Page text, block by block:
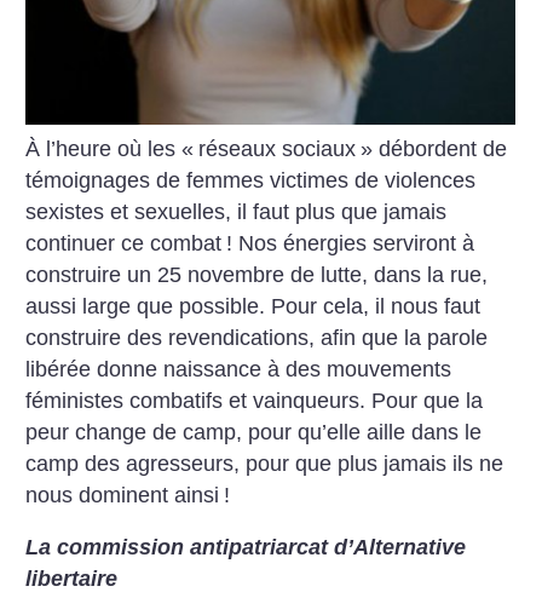
À l’heure où les « réseaux sociaux » débordent de
témoignages de femmes victimes de violences
sexistes et sexuelles, il faut plus que jamais
continuer ce combat ! Nos énergies serviront à
construire un 25 novembre de lutte, dans la rue,
aussi large que possible. Pour cela, il nous faut
construire des revendications, afin que la parole
libérée donne naissance à des mouvements
féministes combatifs et vainqueurs. Pour que la
peur change de camp, pour qu’elle aille dans le
camp des agresseurs, pour que plus jamais ils ne
nous dominent ainsi !
La commission antipatriarcat d’Alternative
libertaire